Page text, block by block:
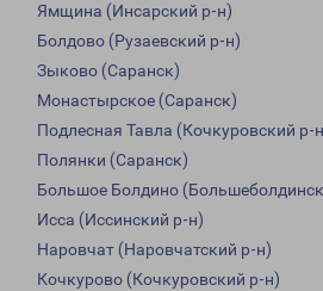
Ямщина (Инсарский р-н)
Болдово (Рузаевский р-н)
Зыково (Саранск)
Монастырское (Саранск)
Подлесная Тавла (Кочкуровский р-
Полянки (Саранск)
Большое Болдино
Исса (Иссинский р-н)
Наровчат (Наровчатский р-н)
Кочкурово (Кочкуровский р-н)